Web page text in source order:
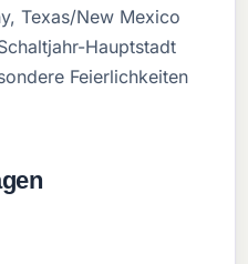
Texas/New Mexico
Hauptstadt
Feierlichkeiten